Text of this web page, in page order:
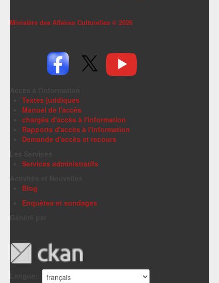
Ministère des Affaires Culturelles © 2026
Textes juridiques
Manuel de l'accès
chargés d'accès à l'information
Rapports d'accès à l'information
Demande d'accès et recours
Services administratifs
Blog
Enquêtes et sondages